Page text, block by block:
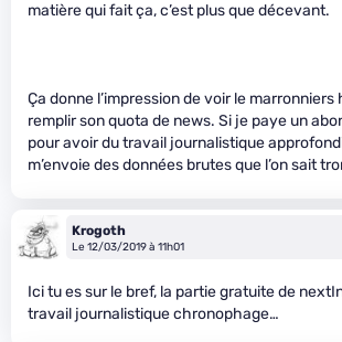
matière qui fait ça, c’est plus que décevant.
Ça donne l’impression de voir le
remplir son quota de news. Si je paye un
pour avoir du travail journalistique
m’envoie des données brutes que l’on sait
Krogoth
Le 12/03/2019 à 11h01
Ici tu es sur le bref, la partie gratuite de
travail journalistique chronophage…